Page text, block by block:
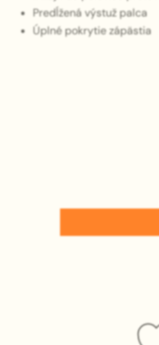
Predĺžená výstuž palca
Úplné pokrytie zápästia